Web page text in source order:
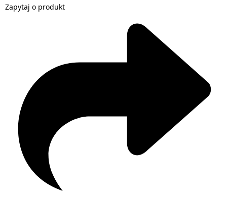
Zapytaj o produkt